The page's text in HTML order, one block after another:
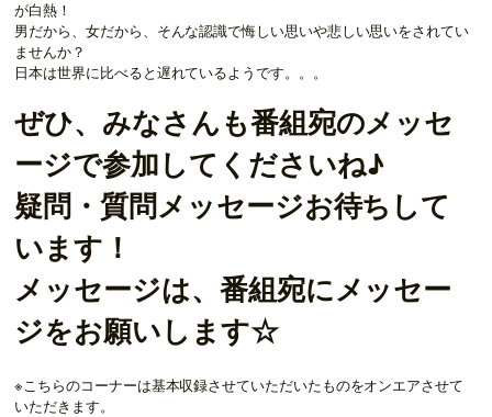
が白熱！
男だから、女だから、そんな認識で悔しい思いや悲しい思いをされてい
ませんか？
日本は世界に比べると遅れているようです。。。
ぜひ、みなさんも番組宛のメッセ
ージで参加してくださいね♪
疑問・質問メッセージお待ちして
います！
メッセージは、番組宛にメッセー
ジをお願いします☆
※こちらのコーナーは基本収録させていただいたものをオンエアさせて
いただきます。